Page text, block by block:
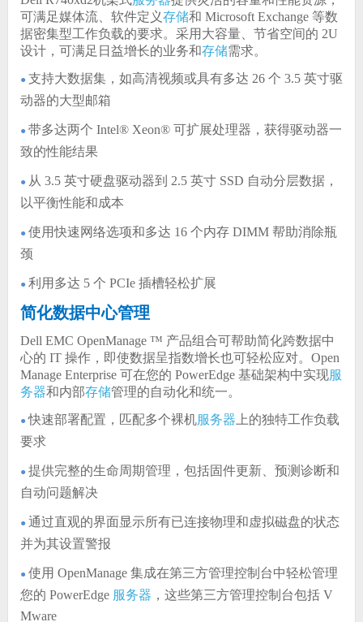
可满足媒体流、软件定义存储和 Microsoft Exchange 等数
据密集型工作负载的要求。 采用大容量、节省空间的 2U
设计，可满足日益增长的业务和存储需求。
● 支持大数据集，如高清视频或具有多达 26 个 3.5 英寸驱
动器的大型邮箱
● 带多达两个 Intel® Xeon® 可扩展处理器，获得驱动器一
致的性能结果
● 从 3.5 英寸硬盘驱动器到 2.5 英寸 SSD 自动分层数据，
以平衡性能和成本
● 使用快速网络选项和多达 16 个内存 DIMM 帮助消除瓶
颈
● 利用多达 5 个 PCIe 插槽轻松扩展
简化数据中心管理
Dell EMC OpenManage ™ 产品组合可帮助简化跨数据中
心的 IT 操作，即使数据呈指数增长也可轻松应对。Open
Manage Enterprise 可在您的 PowerEdge 基础架构中实现服
务器和内部存储管理的自动化和统一。
●快速部署配置，匹配多个裸机服务器 上的独特工作负载
要求
● 提供完整的生命周期管理，包括固件更新、预测诊断和
自动问题解决
● 通过直观的界面显示所有已连接物理和虚拟磁盘的状态
并为其设置警报
● 使用 OpenManage 集成在第三方管理控制台中轻松管理
您的 PowerEdge 服务器 ，这些第三方管理控制台包括 V
Mware